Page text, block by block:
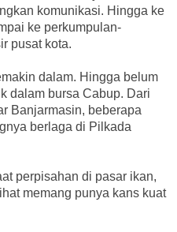
komunikasi. Hingga ke
ke perkumpulan-
pusat kota.
dalam. Hingga belum
dalam bursa Cabup. Dari
Banjarmasin, beberapa
berlaga di Pilkada
perpisahan di pasar ikan,
memang punya kans kuat